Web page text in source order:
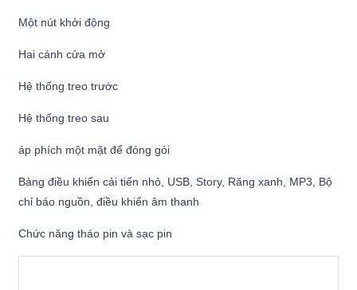
Một nút khởi động
Hai cánh cửa mở
Hệ thống treo trước
Hệ thống treo sau
áp phích một mặt để đóng gói
Bảng điều khiển cải tiến nhỏ, USB, Story, Răng xanh, MP3, Bộ
chỉ báo nguồn, điều khiển âm thanh
Chức năng tháo pin và sạc pin